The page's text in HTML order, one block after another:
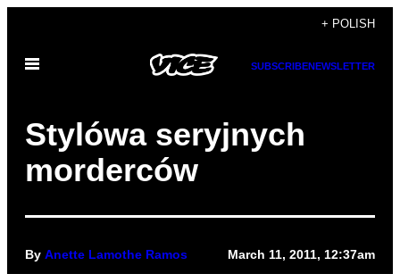
content
+ POLISH
Open
SUBSCRIBENEWSLETTER
Stylówa seryjnych
morderców
By Anette Lamothe Ramos March 11, 2011, 12:37am